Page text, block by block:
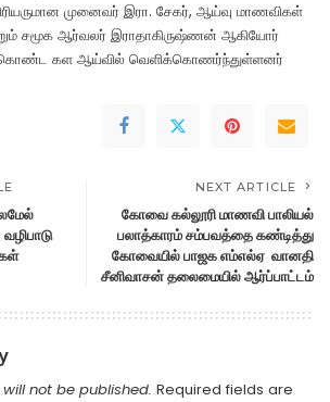
முனைவர் இரா. சேகர், ஆய்வு மாணவிகள்
சமூக ஆர்வலர் இராதாகிருஷ்ணன் ஆகியோர்
கள ஆய்வில் வெளிக்கொணர்ந்துள்ளனர்
NEXT ARTICLE
கோவை கல்லூரி மாணவி பாலியல்
பலாத்காரம் சம்பவத்தை கண்டித்து
கோவையில் பாஜக எம்எல்ஏ வானதி
சீனிவாசன் தலைமையில் ஆர்ப்பாட்டம்
not be published. Required fields are